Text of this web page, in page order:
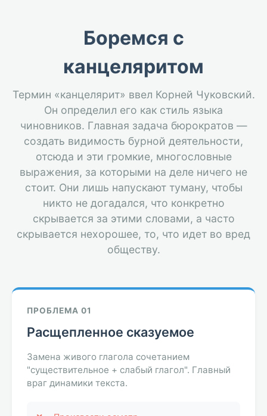
Боремся с
канцеляритом
Термин «канцелярит» ввел Корней Чуковский.
Он определил его как стиль языка
чиновников. Главная задача бюрократов —
создать видимость бурной деятельности,
отсюда и эти громкие, многословные
выражения, за которыми на деле ничего не
стоит. Они лишь напускают туману, чтобы
никто не догадался, что конкретно
скрывается за этими словами, а часто
скрывается нехорошее, то, что идет во вред
обществу.
ПРОБЛЕМА 01
Расщепленное сказуемое
Замена живого глагола сочетанием
"существительное + слабый глагол". Главный
враг динамики текста.